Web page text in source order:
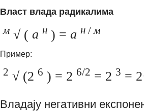
Власт влада радикалима
м √ ( а н ) = а н /м
Пример:
2 √ (2 6 ) = 2 6/2 = 2 3 =
Владају негативни